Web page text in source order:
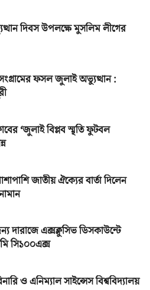
দিবস উপলক্ষে মুসলিম লীগের
ফসল জুলাই অভ্যুত্থান :
‘জুলাই বিপ্লব স্মৃতি ফুটবল
জাতীয় ঐক্যের বার্তা দিলেন
দারাজে এক্সক্লুসিভ ডিসকাউন্টে
সি১০০এক্স
ও এনিম্যাল সাইন্সেস বিশ্ববিদ্যালয়